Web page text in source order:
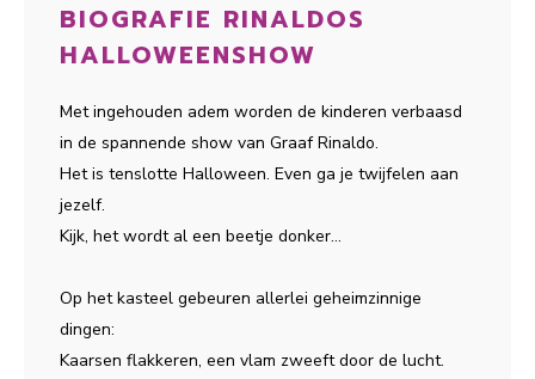
BIOGRAFIE RINALDOS
HALLOWEENSHOW
Met ingehouden adem worden de kinderen verbaasd
in de spannende show van Graaf Rinaldo.
Het is tenslotte Halloween. Even ga je twijfelen aan
jezelf.
Kijk, het wordt al een beetje donker…
Op het kasteel gebeuren allerlei geheimzinnige
dingen:
Kaarsen flakkeren, een vlam zweeft door de lucht.